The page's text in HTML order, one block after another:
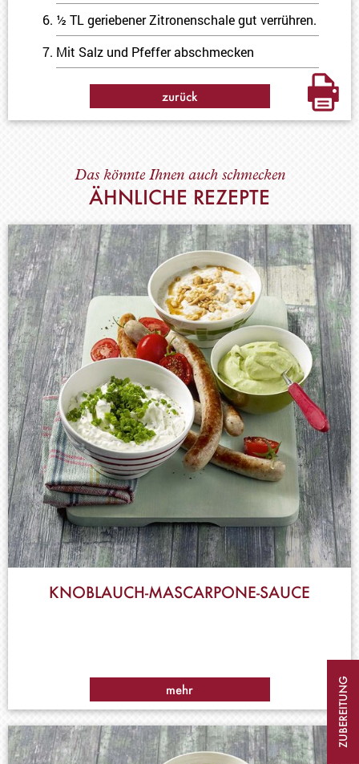
½ TL geriebener Zitronenschale gut verrühren.
Mit Salz und Pfeffer abschmecken
zurück
ZUBEREITUNG
Das könnte Ihnen auch schmecken
ÄHNLICHE REZEPTE
KNOBLAUCH-MASCARPONE-SAUCE
mehr